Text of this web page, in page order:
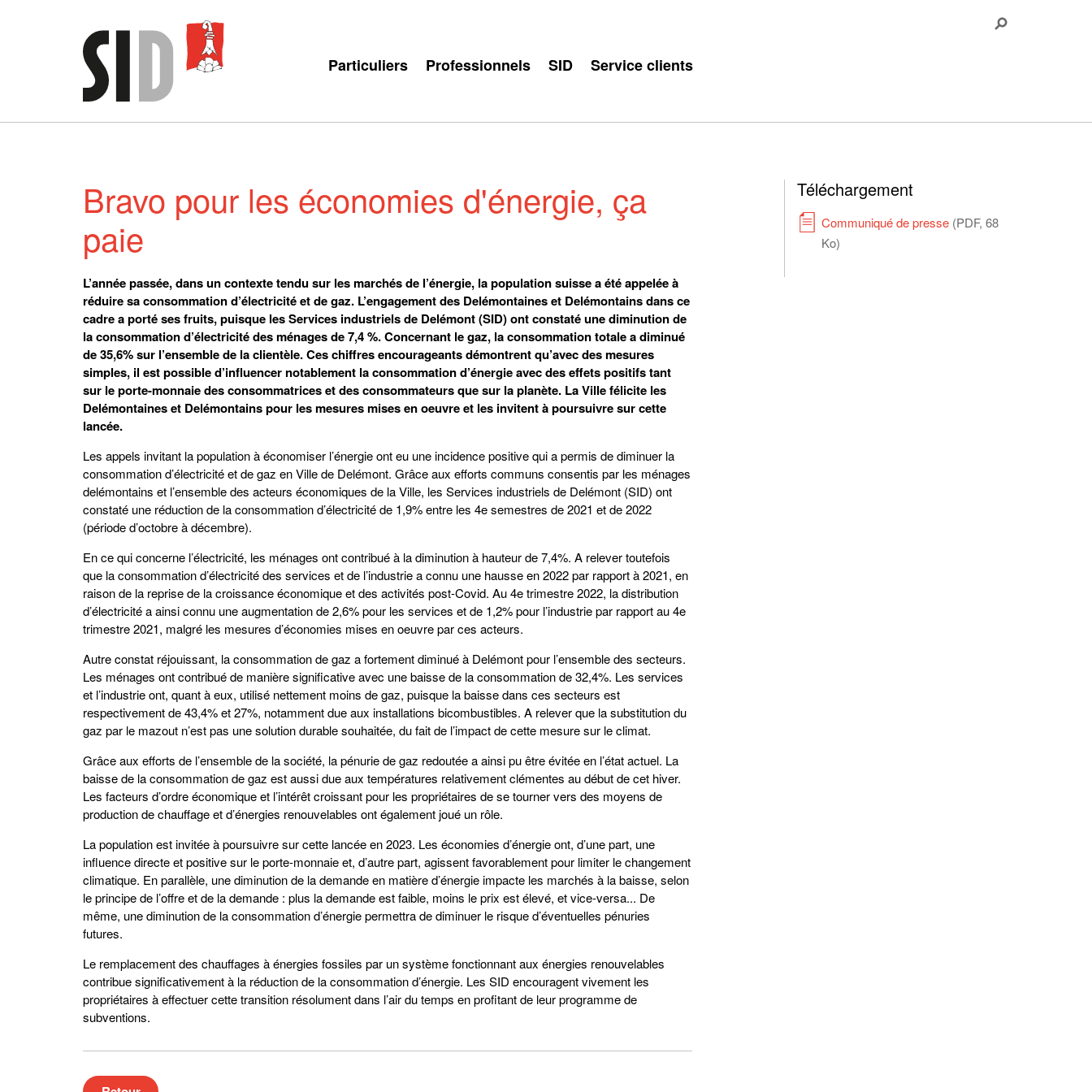
Particuliers Professionnels SID Service clients
Bravo pour les économies d'énergie, ça
paie
L’année passée, dans un contexte tendu sur les marchés de l’énergie, la population suisse a été appelée à
réduire sa consommation d’électricité et de gaz. L’engagement des Delémontaines et Delémontains dans ce
cadre a porté ses fruits, puisque les Services industriels de Delémont (SID) ont constaté une diminution de
la consommation d’électricité des ménages de 7,4 %. Concernant le gaz, la consommation totale a diminué
de 35,6% sur l’ensemble de la clientèle. Ces chiffres encourageants démontrent qu’avec des mesures
simples, il est possible d’influencer notablement la consommation d’énergie avec des effets positifs tant
sur le porte-monnaie des consommatrices et des consommateurs que sur la planète. La Ville félicite les
Delémontaines et Delémontains pour les mesures mises en oeuvre et les invitent à poursuivre sur cette
lancée.
Les appels invitant la population à économiser l’énergie ont eu une incidence positive qui a permis de diminuer la
consommation d’électricité et de gaz en Ville de Delémont. Grâce aux efforts communs consentis par les ménages
delémontains et l’ensemble des acteurs économiques de la Ville, les Services industriels de Delémont (SID) ont
constaté une réduction de la consommation d’électricité de 1,9% entre les 4e semestres de 2021 et de 2022
(période d’octobre à décembre).
En ce qui concerne l’électricité, les ménages ont contribué à la diminution à hauteur de 7,4%. A relever toutefois
que la consommation d’électricité des services et de l’industrie a connu une hausse en 2022 par rapport à 2021, en
raison de la reprise de la croissance économique et des activités post-Covid. Au 4e trimestre 2022, la distribution
d’électricité a ainsi connu une augmentation de 2,6% pour les services et de 1,2% pour l’industrie par rapport au 4e
trimestre 2021, malgré les mesures d’économies mises en oeuvre par ces acteurs.
Autre constat réjouissant, la consommation de gaz a fortement diminué à Delémont pour l’ensemble des secteurs.
Les ménages ont contribué de manière significative avec une baisse de la consommation de 32,4%. Les services
et l’industrie ont, quant à eux, utilisé nettement moins de gaz, puisque la baisse dans ces secteurs est
respectivement de 43,4% et 27%, notamment due aux installations bicombustibles. A relever que la substitution du
gaz par le mazout n’est pas une solution durable souhaitée, du fait de l’impact de cette mesure sur le climat.
Grâce aux efforts de l’ensemble de la société, la pénurie de gaz redoutée a ainsi pu être évitée en l’état actuel. La
baisse de la consommation de gaz est aussi due aux températures relativement clémentes au début de cet hiver.
Les facteurs d’ordre économique et l’intérêt croissant pour les propriétaires de se tourner vers des moyens de
production de chauffage et d’énergies renouvelables ont également joué un rôle.
La population est invitée à poursuivre sur cette lancée en 2023. Les économies d’énergie ont, d’une part, une
influence directe et positive sur le porte-monnaie et, d’autre part, agissent favorablement pour limiter le changement
climatique. En parallèle, une diminution de la demande en matière d’énergie impacte les marchés à la baisse, selon
le principe de l’offre et de la demande : plus la demande est faible, moins le prix est élevé, et vice-versa... De
même, une diminution de la consommation d’énergie permettra de diminuer le risque d’éventuelles pénuries
futures.
Le remplacement des chauffages à énergies fossiles par un système fonctionnant aux énergies renouvelables
contribue significativement à la réduction de la consommation d’énergie. Les SID encouragent vivement les
propriétaires à effectuer cette transition résolument dans l’air du temps en profitant de leur programme de
subventions.
Téléchargement
Communiqué de presse (PDF, 68
Ko)